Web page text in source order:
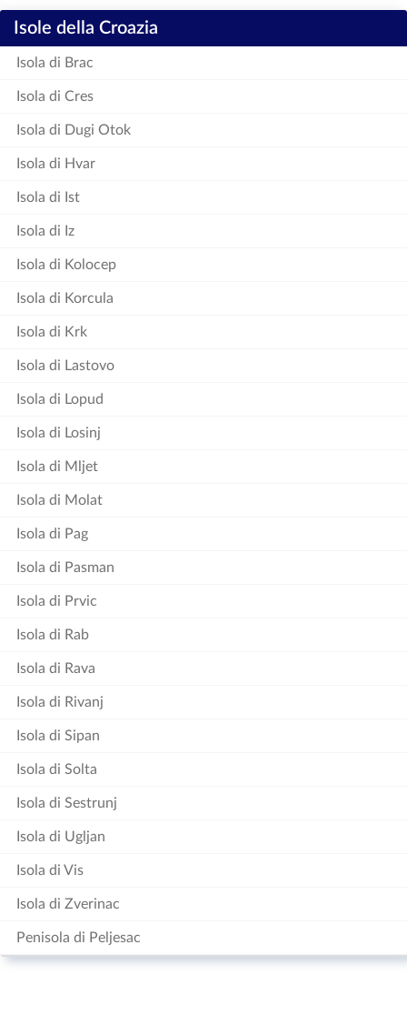
Isole della Croazia
Isola di Brac
Isola di Cres
Isola di Dugi Otok
Isola di Hvar
Isola di Ist
Isola di Iz
Isola di Kolocep
Isola di Korcula
Isola di Krk
Isola di Lastovo
Isola di Lopud
Isola di Losinj
Isola di Mljet
Isola di Molat
Isola di Pag
Isola di Pasman
Isola di Prvic
Isola di Rab
Isola di Rava
Isola di Rivanj
Isola di Sipan
Isola di Solta
Isola di Sestrunj
Isola di Ugljan
Isola di Vis
Isola di Zverinac
Penisola di Peljesac